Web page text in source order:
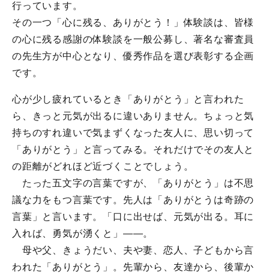
行っています。
その一つ「心に残る、ありがとう！」体験談は、皆様
の心に残る感謝の体験談を一般公募し、著名な審査員
の先生方が中心となり、優秀作品を選び表彰する企画
です。
心が少し疲れているとき「ありがとう」と言われた
ら、きっと元気が出るに違いありません。ちょっと気
持ちのすれ違いで気まずくなった友人に、思い切って
「ありがとう」と言ってみる。それだけでその友人と
の距離がどれほど近づくことでしょう。
たった五文字の言葉ですが、「ありがとう」は不思
議な力をもつ言葉です。先人は「ありがとうは奇跡の
言葉」と言います。「口に出せば、元気が出る。耳に
入れば、勇気が湧くと」――。
母や父、きょうだい、夫や妻、恋人、子どもから言
われた「ありがとう」。先輩から、友達から、後輩か